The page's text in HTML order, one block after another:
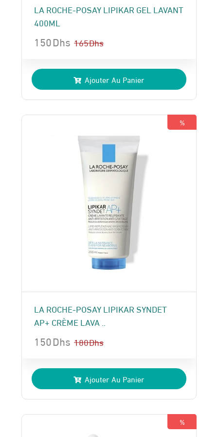
LA ROCHE-POSAY LIPIKAR GEL LAVANT
400ML
165Dhs
prix
initial
était :
165 Dhs.
150Dhs
prix
actuel
est :
150 Dhs.
Ajouter Au Panier
%
LA ROCHE-POSAY LIPIKAR SYNDET
AP+ CRÈME LAVA ..
180Dhs
prix
initial
était :
180 Dhs.
150Dhs
prix
actuel
est :
150 Dhs.
Ajouter Au Panier
%